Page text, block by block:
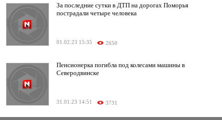
За последние сутки в ДТП на дорогах Поморья
пострадали четыре человека
01.02.23 15:35 2650
Пенсионерка погибла под колесами машины в
Северодвинске
31.01.23 14:51 3731